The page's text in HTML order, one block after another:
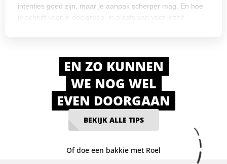
intenties goed zijn, maar je aanpak scherper mag. En hoe
je schrijft voor je doelgroep, in plaats van voor jezelf.
EN ZO KUNNEN
WE NOG WEL
EVEN DOORGAAN
BEKIJK ALLE TIPS
Of doe een bakkie met Roel